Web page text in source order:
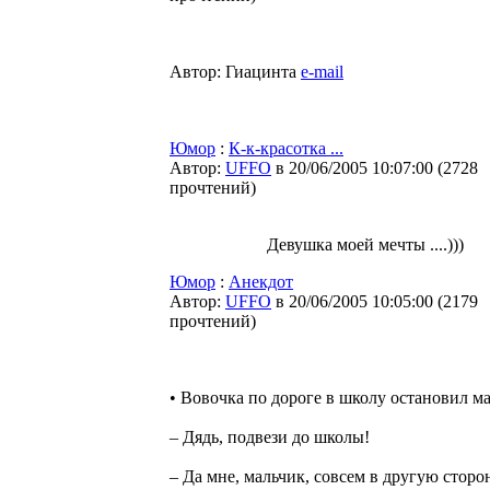
Автор: Гиацинта e-mail
Юмор : К-к-красотка ...
Автор: UFFO в 20/06/2005 10:07:00 (2728
прочтений)
Девушка моей мечты ....)))
Юмор : Анекдот
Автор: UFFO в 20/06/2005 10:05:00 (2179
прочтений)
• Вовочка по дороге в школу остановил
– Дядь, подвези до школы!
– Да мне, мальчик, совсем в другую